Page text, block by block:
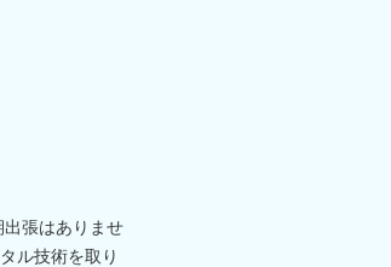
張はありませ
ル技術を取り